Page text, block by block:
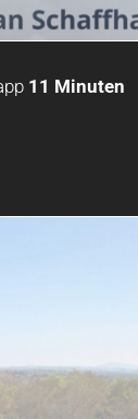
11 Minuten